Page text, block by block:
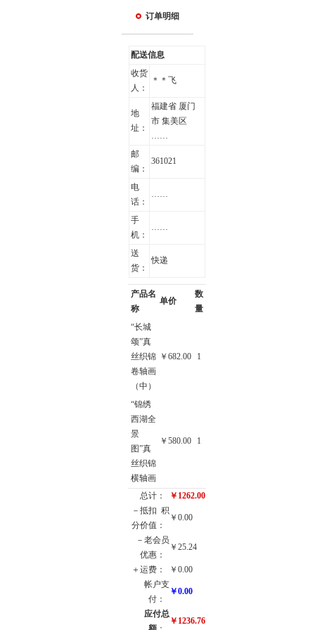
订单明细
配送信息
收货
人：
＊＊飞
地
址：
福建省 厦门
市 集美区
……
邮
编：
361021
电
话：
……
手
机：
……
送
货：
快递
产品名
称
单价
数
量
“长城
颂”真
丝织锦
卷轴画
（中）
￥682.00 1
“锦绣
西湖全
景
图”真
丝织锦
横轴画
￥580.00 1
总计：
￥1262.00
－抵扣 积
分价值：
￥0.00
－老会员
优惠：
￥25.24
＋运费：
￥0.00
帐户支
付：
￥0.00
应付总
￥1236.76